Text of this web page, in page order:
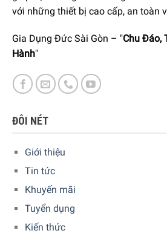
tuyệt vời cho gia đình bạn. Với kết
dàng sử dụng và dễ lau chùi, vệ
rửa bát.
với những thiết bị cao cấp, an toàn
Gia Dụng Đức Sài Gòn – "Chu Đáo,
Hành"
ĐÔI NÉT
Giới thiệu
Tin tức
Khuyến mãi
Tuyển dụng
Kiến thức